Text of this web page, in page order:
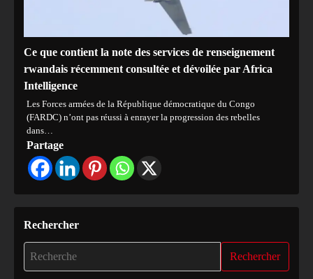
Ce que contient la note des services de renseignement
rwandais récemment consultée et dévoilée par Africa
Intelligence
Les Forces armées de la République démocratique du Congo
(FARDC) n’ont pas réussi à enrayer la progression des rebelles
dans…
Partage
Rechercher
Rechercher